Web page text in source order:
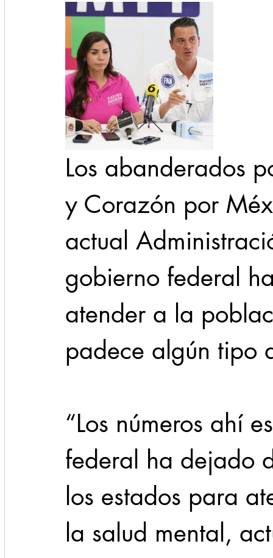
Los abanderados
y Corazón por
actual
gobierno federal
atender a la
padece algún tipo
“Los números ahí
federal ha dejado
los estados para
la salud mental,